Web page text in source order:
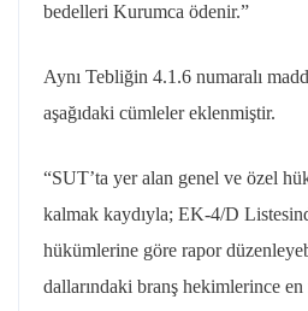
bedelleri Kurumca ödenir.”
Aynı Tebliğin 4.1.6 numaralı
aşağıdaki cümleler eklenmiştir.
“SUT’ta yer alan genel ve özel
kalmak kaydıyla; EK-4/D
hükümlerine göre rapor
dallarındaki branş hekimlerince en